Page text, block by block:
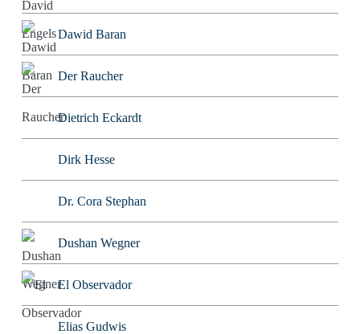
Dawid Baran
Der Raucher
Dietrich Eckardt
Dirk Hesse
Dr. Cora Stephan
Dushan Wegner
El Observador
Elias Gudwis